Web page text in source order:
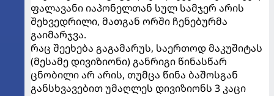
ფალავანი იაპონელთან სულ სამჯერ არის
შეხვედრილი, მათგან ორში ჩენებურმა
გაიმარჯვა.
რაც შეეხება გაგამარუს, საერთოდ მაკუშიტას
(მესამე დივიზიონი) განრიგი წინასწარ
ცნობილი არ არის, თუმცა წინა ბაშოსგან
განსხვავებით უმაღლეს დივიზიონს 3 კაცი